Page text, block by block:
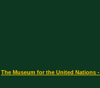
The Museum for the United Nations